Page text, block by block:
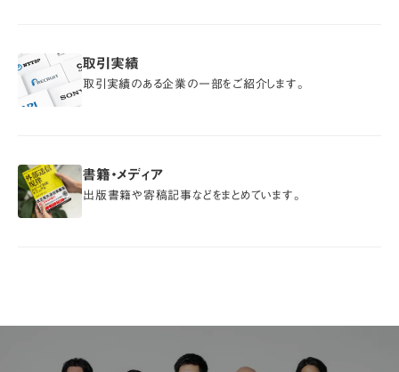
取引実績
取引実績
取引実績のある企業の一部をご紹介します。
書籍・メディア
書籍・メディア
出版書籍や寄稿記事などをまとめています。